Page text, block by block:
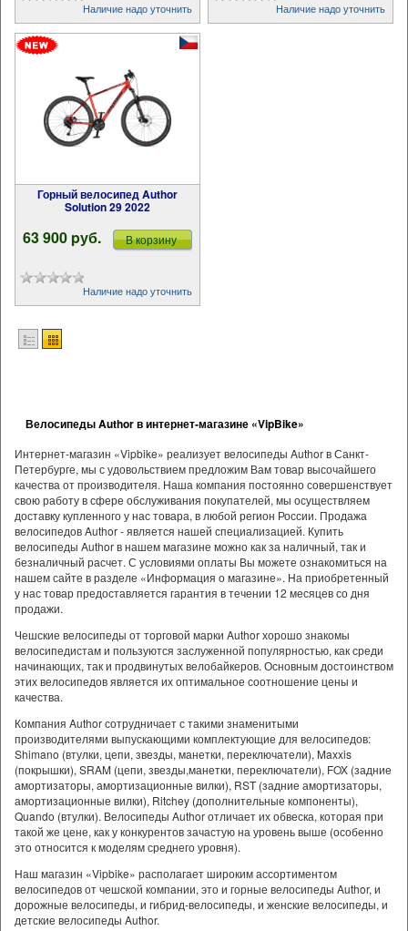
Наличие надо уточнить Наличие надо уточнить
Горный велосипед Author
Solution 29 2022
63 900 pуб. В корзину
Наличие надо уточнить
Велосипеды Author в интернет-магазине «VipBike»
Интернет-магазин «Vipbike» реализует велосипеды Author в Санкт-
Петербурге, мы с удовольствием предложим Вам товар высочайшего
качества от производителя. Наша компания постоянно совершенствует
свою работу в сфере обслуживания покупателей, мы осуществляем
доставку купленного у нас товара, в любой регион России. Продажа
велосипедов Author - является нашей специализацией. Купить
велосипеды Author в нашем магазине можно как за наличный, так и
безналичный расчет. С условиями оплаты Вы можете ознакомиться на
нашем сайте в разделе «Информация о магазине». На приобретенный
у нас товар предоставляется гарантия в течении 12 месяцев со дня
продажи.
Чешские велосипеды от торговой марки Author хорошо знакомы
велосипедистам и пользуются заслуженной популярностью, как среди
начинающих, так и продвинутых велобайкеров. Основным достоинством
этих велосипедов является их оптимальное соотношение цены и
качества.
Компания Author сотрудничает с такими знаменитыми
производителями выпускающими комплектующие для велосипедов:
Shimano (втулки, цепи, звезды, манетки, переключатели), Maxxis
(покрышки), SRAM (цепи, звезды,манетки, переключатели), FOX (задние
амортизаторы, амортизационные вилки), RST (задние амортизаторы,
амортизационные вилки), Ritchey (дополнительные компоненты),
Quando (втулки). Велосипеды Author отличает их обвеска, которая при
такой же цене, как у конкурентов зачастую на уровень выше (особенно
это относится к моделям среднего уровня).
Наш магазин «Vipbike» располагает широким ассортиментом
велосипедов от чешской компании, это и горные велосипеды Author, и
дорожные велосипеды, и гибрид-велосипеды, и женские велосипеды, и
детские велосипеды Author.